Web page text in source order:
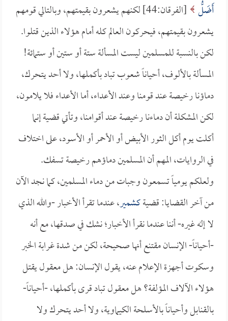
أَضَلُّ
[الفرقان:44] لكنهم يشعرون بقيمتهم، وبالتالي قومهم
يشعرون بقيمتهم، فيحركون العالم كله أمام هؤلاء الذين قتلوا.
لكن بالنسبة للمسلمين ليست المسألة ستة أو ستين أو ستمائة!
المسألة بالألوف، أحياناً شعوب تباد بأكملها، ولا أحد يتحرك،
دماؤنا رخيصة عند قومنا وعند الأعداء، أما الأعداء فلا يلامون،
لكن المشكلة أن دماءنا رخيصة عند أقوامنا، وتأتي قضية إنما
أكلت يوم أكل الثور الأبيض أو الأحمر أو الأسود، على اختلاف
في الروايات، المهم أن المسلمين دماؤهم رخيصة تسفك.
ولعلكم يومياً تسمعون وجبات من دماء المسلمين، كما نجد الآن
من آخر القضايا: قضيةكشمير، عندما تقرأ الأخبار -والله الذي
لا إله غيره- أننا عندما نقرأ الأخبار؛ نشك في صدقها، مع أنه
-أحياناً- الإنسان مقتنع أنها صحيحة، لكن من شدة غرابة الخبر
وسكوت أجهزة الإعلام عنه، يقول الإنسان: هل معقول يقتل
هؤلاء الآلاف المؤلفة؟ هل معقول تباد قرى بأكملها، -أحياناً-
بالقنابل وأحياناً بالأسلحة الكيماوية، ولا أحد يتحرك ولا